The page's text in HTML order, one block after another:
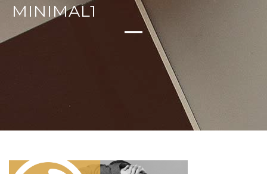
MINIMAL1